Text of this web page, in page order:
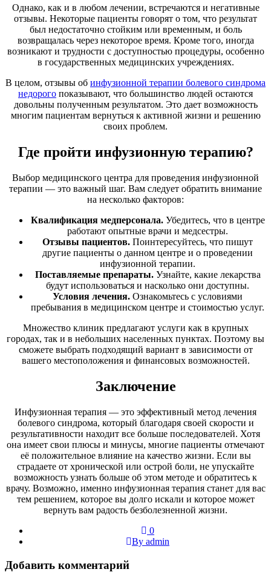
Однако, как и в любом лечении, встречаются и негативные
отзывы. Некоторые пациенты говорят о том, что результат
был недостаточно стойким или временным, и боль
возвращалась через некоторое время. Кроме того, иногда
возникают и трудности с доступностью процедуры, особенно
в государственных медицинских учреждениях.
В целом, отзывы об инфузионной терапии болевого синдрома
недорого показывают, что большинство людей остаются
довольны полученным результатом. Это дает возможность
многим пациентам вернуться к активной жизни и решению
своих проблем.
Где пройти инфузионную терапию?
Выбор медицинского центра для проведения инфузионной
терапии — это важный шаг. Вам следует обратить внимание
на несколько факторов:
Квалификация медперсонала.Убедитесь, что в центре
работают опытные врачи и медсестры.
Отзывы пациентов. Поинтересуйтесь, что пишут
другие пациенты о данном центре и о проведении
инфузионной терапии.
Поставляемые препараты.Узнайте, какие лекарства
будут использоваться и насколько они доступны.
Условия лечения. Ознакомьтесь с условиями
пребывания в медицинском центре и стоимостью услуг.
Множество клиник предлагают услуги как в крупных
городах, так и в небольших населенных пунктах. Поэтому вы
сможете выбрать подходящий вариант в зависимости от
вашего местоположения и финансовых возможностей.
Заключение
Инфузионная терапия — это эффективный метод лечения
болевого синдрома, который благодаря своей скорости и
результативности находит все больше последователей. Хотя
она имеет свои плюсы и минусы, многие пациенты отмечают
её положительное влияние на качество жизни. Если вы
страдаете от хронической или острой боли, не упускайте
возможность узнать больше об этом методе и обратитесь к
врачу. Возможно, именно инфузионная терапия станет для вас
тем решением, которое вы долго искали и которое может
вернуть вам радость безболезненной жизни.
0
By admin
Добавить комментарий